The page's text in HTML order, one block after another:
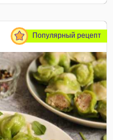
Популярный рецепт